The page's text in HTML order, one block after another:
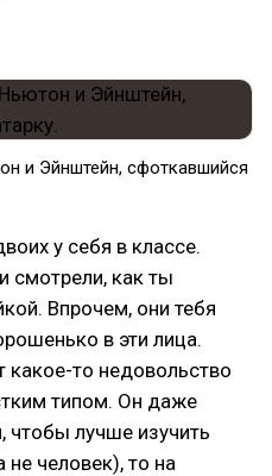
и Эйнштейн, сфоткавшийся
у себя в классе.
смотрели, как ты
Впрочем, они тебя
в эти лица.
то недовольство
типом. Он даже
чтобы лучше изучить
не человек), то на